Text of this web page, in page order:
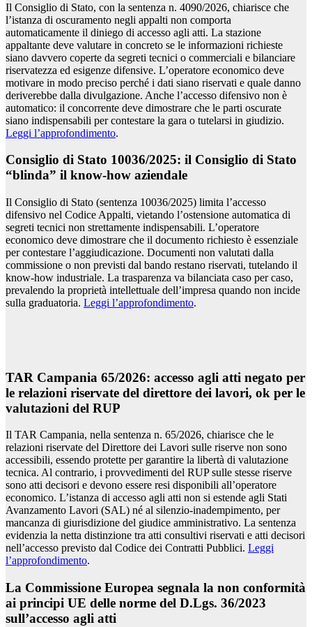
Il Consiglio di Stato, con la sentenza n. 4090/2026, chiarisce che
l’istanza di oscuramento negli appalti non comporta
automaticamente il diniego di accesso agli atti. La stazione
appaltante deve valutare in concreto se le informazioni richieste
siano davvero coperte da segreti tecnici o commerciali e bilanciare
riservatezza ed esigenze difensive. L’operatore economico deve
motivare in modo preciso perché i dati siano riservati e quale danno
deriverebbe dalla divulgazione. Anche l’accesso difensivo non è
automatico: il concorrente deve dimostrare che le parti oscurate
siano indispensabili per contestare la gara o tutelarsi in giudizio.
Leggi l’approfondimento.
Consiglio di Stato 10036/2025: il Consiglio di Stato
“blinda” il know-how aziendale
Il Consiglio di Stato (sentenza 10036/2025) limita l’accesso
difensivo nel Codice Appalti, vietando l’ostensione automatica di
segreti tecnici non strettamente indispensabili. L’operatore
economico deve dimostrare che il documento richiesto è essenziale
per contestare l’aggiudicazione. Documenti non valutati dalla
commissione o non previsti dal bando restano riservati, tutelando il
know-how industriale. La trasparenza va bilanciata caso per caso,
prevalendo la proprietà intellettuale dell’impresa quando non incide
sulla graduatoria. Leggi l’approfondimento.
TAR Campania 65/2026: accesso agli atti negato per
le relazioni riservate del direttore dei lavori, ok per le
valutazioni del RUP
Il TAR Campania, nella sentenza n. 65/2026, chiarisce che le
relazioni riservate del Direttore dei Lavori sulle riserve non sono
accessibili, essendo protette per garantire la libertà di valutazione
tecnica. Al contrario, i provvedimenti del RUP sulle stesse riserve
sono atti decisori e devono essere resi disponibili all’operatore
economico. L’istanza di accesso agli atti non si estende agli Stati
Avanzamento Lavori (SAL) né al silenzio-inadempimento, per
mancanza di giurisdizione del giudice amministrativo. La sentenza
evidenzia la netta distinzione tra atti consultivi riservati e atti decisori
nell’accesso previsto dal Codice dei Contratti Pubblici. Leggi
l’approfondimento.
La Commissione Europea segnala la non conformità
ai principi UE delle norme del D.Lgs. 36/2023
sull’accesso agli atti